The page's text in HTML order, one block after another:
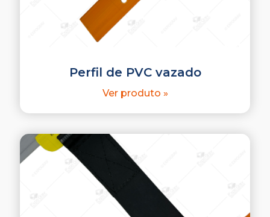
Perfil de PVC vazado
Ver produto »